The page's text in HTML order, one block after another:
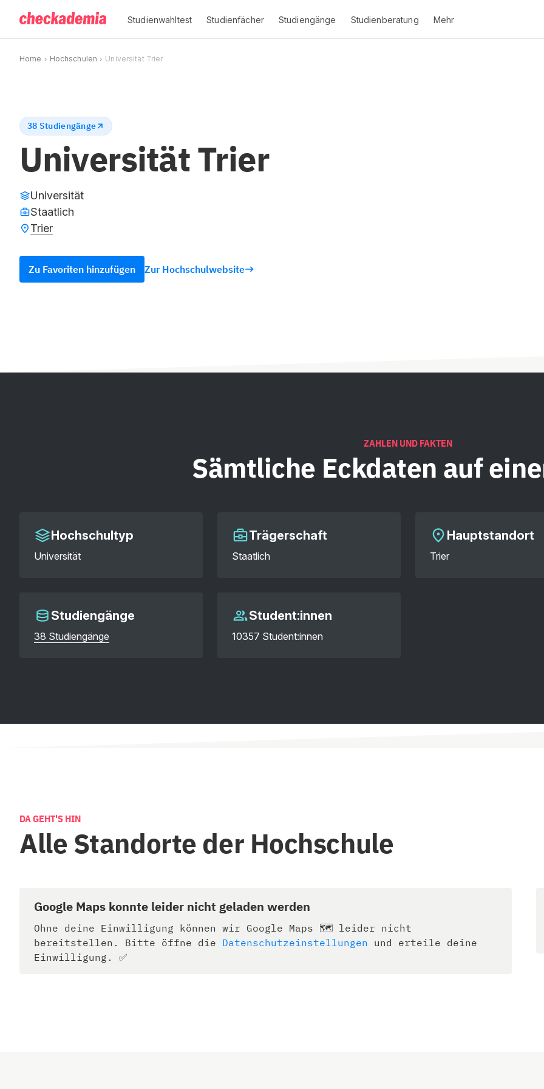
Studienwahltest Studienfächer Studiengänge Studienberatung Mehr
Home Hochschulen Universität Trier
38 Studiengänge
Universität Trier
Universität
Staatlich
Trier
Zu Favoriten hinzufügen Zur Hochschulwebsite
ZAHLEN UND FAKTEN
Sämtliche Eckdaten auf
Hochschultyp
Universität
Trägerschaft
Staatlich
Hauptstandort
Trier
Studiengänge
38 Studiengänge
Student:innen
10357 Student:innen
DA GEHT'S HIN
Alle Standorte der Hochschule
Google Maps konnte leider nicht geladen werden
Ohne deine Einwilligung können wir Google Maps 🗺️ leider nicht
bereitstellen. Bitte öffne die Datenschutzeinstellungen und erteile deine
Einwilligung. ✅